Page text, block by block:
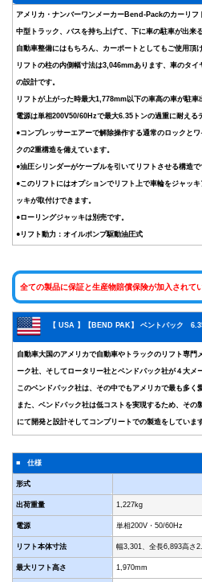
アメリカ・ナンバーワンメーカーBend-Packのカーリフ
中型トラック、バスを持ち上げて、下に車の駐車が出来
自動車整備にはもちろん、カーポートとしてもご使用頂
リフトの柱の内側幅寸法は3,046mmあります、車のタ
の設計です。
リフトが上がった時最大1,778mm以下の車高の車が駐車
電源は単相200V50/60Hzで最大6.35トンの過重に耐える
●コンプレッサーエアーで解除操作する通常のロックと
クの2重構造を備えています。
●油圧シリンダーがケーブルを引いてリフトさせる構造で
●このリフトにはオプションでリフト上で車輪をジャッ
ッキが取付けできます。
●ローリングジャッキは別売です。
●リフト動力：オイルポンプ駆動油圧式
全ての製品に保証と生産物賠償保険が加入されて
【 USA 】【BEND PAK】 ベントパック
自動車大国のアメリカで自動車やトラックのリフト専
ーク社、そしてロータリー社とベンドパック社が４大メ
このベンドパック社は、その中でもアメリカで最も多く
また、ベンドパック社は低コストを実現するため、その
にて開発と設計そしてコンプリートでの製造をしています
■ 仕様
形式
出荷重量 1,227kg
電源 単相200V・50/60Hz
リフト本体寸法 幅3,301、全長6,893高さ
最大リフト高さ 1,970mm